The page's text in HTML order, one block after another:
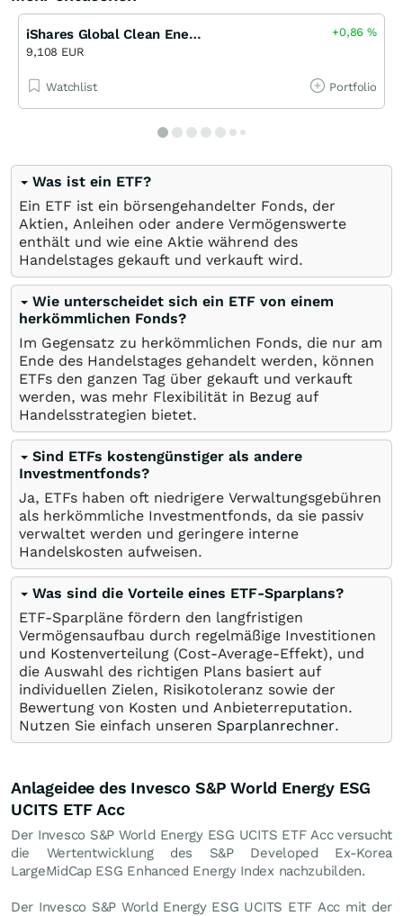
iShares Global Clean Energy UCITS ETF
9,108 EUR
+0,86%
Watchlist Portfolio
Was ist ein ETF?
Ein ETF ist ein börsengehandelter Fonds, der
Aktien, Anleihen oder andere Vermögenswerte
enthält und wie eine Aktie während des
Handelstages gekauft und verkauft wird.
Wie unterscheidet sich ein ETF von einem
herkömmlichen Fonds?
Im Gegensatz zu herkömmlichen Fonds, die nur am
Ende des Handelstages gehandelt werden, können
ETFs den ganzen Tag über gekauft und verkauft
werden, was mehr Flexibilität in Bezug auf
Handelsstrategien bietet.
Sind ETFs kostengünstiger als andere
Investmentfonds?
Ja, ETFs haben oft niedrigere Verwaltungsgebühren
als herkömmliche Investmentfonds, da sie passiv
verwaltet werden und geringere interne
Handelskosten aufweisen.
Was sind die Vorteile eines ETF-Sparplans?
ETF-Sparpläne fördern den langfristigen
Vermögensaufbau durch regelmäßige Investitionen
und Kostenverteilung (Cost-Average-Effekt), und
die Auswahl des richtigen Plans basiert auf
individuellen Zielen, Risikotoleranz sowie der
Bewertung von Kosten und Anbieterreputation.
Nutzen Sie einfach unseren Sparplanrechner.
Anlageidee des Invesco S&P World Energy ESG
UCITS ETF Acc
Der Invesco S&P World Energy ESG UCITS ETF Acc versucht
die Wertentwicklung des S&P Developed Ex-Korea
LargeMidCap ESG Enhanced Energy Index nachzubilden.
Der Invesco S&P World Energy ESG UCITS ETF Acc mit der